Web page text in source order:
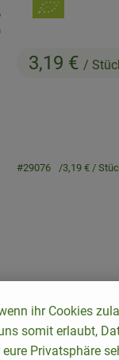
3,19 € /
#29076 3,19 € /
gefunden.
ihr Cookies
somit erlaubt,
Privatsphäre